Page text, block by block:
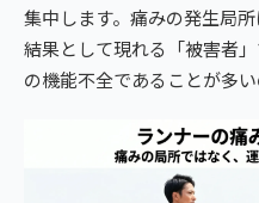
集中します。痛みの発生局
結果として現れる「被害者
の機能不全であることが多い